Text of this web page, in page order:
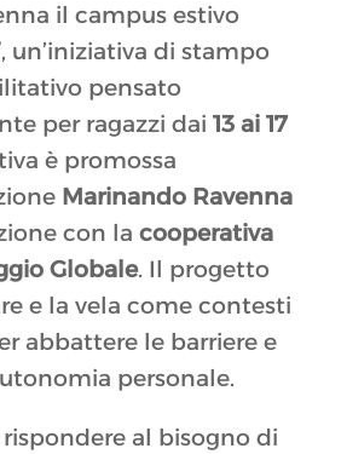
il campus estivo
, un’iniziativa di stampo
pensato
per ragazzi dai 13 ai 17
è promossa
Marinando Ravenna
con la cooperativa
Globale. Il progetto
e la vela come contesti
abbattere le barriere e
personale.
rispondere al bisogno di